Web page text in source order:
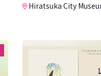
Hiratsuka City